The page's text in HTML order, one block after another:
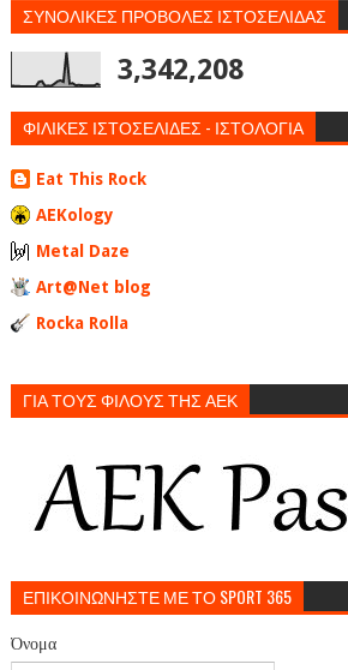
ΣΥΝΟΛΙΚΕΣ ΠΡΟΒΟΛΕΣ ΙΣΤΟΣΕΛΙΔΑΣ
3,342,208
ΦΙΛΙΚΕΣ ΙΣΤΟΣΕΛΙΔΕΣ - ΙΣΤΟΛΟΓΙΑ
Eat This Rock
AEKology
Metal Daze
Art@Net blog
Rocka Rolla
ΓΙΑ ΤΟΥΣ ΦΙΛΟΥΣ ΤΗΣ ΑΕΚ
ΕΠΙΚΟΙΝΩΝΗΣΤΕ ΜΕ ΤΟ SPORT 365
Όνομα